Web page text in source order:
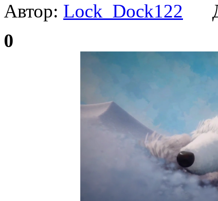
Автор: Lock_Dock122
0